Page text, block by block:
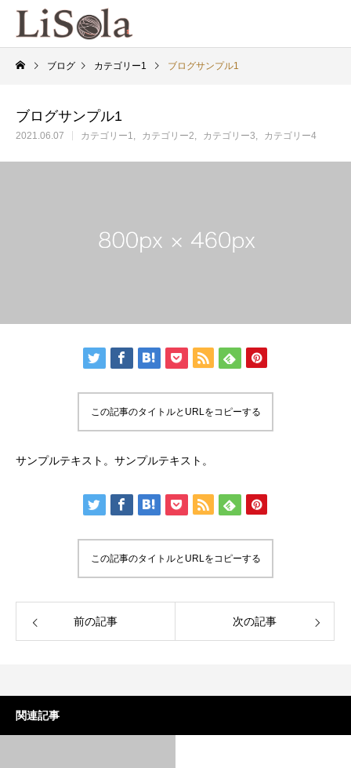
Warning /home/
Warning
/home/
ブログ カテゴリー1 ブログサンプル1
ブログサンプル1
2021.06.07 カテゴリー1 カテゴリー2 カテゴリー3 カテゴリー4
この記事のタイトルとURLをコピーする
サンプルテキスト。サンプルテキスト。
この記事のタイトルとURLをコピーする
前の記事 次の記事
関連記事